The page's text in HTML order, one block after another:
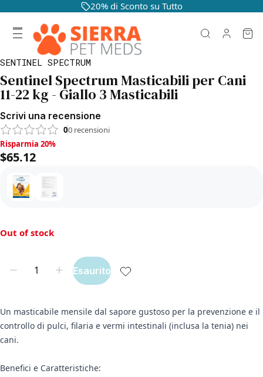
20% di Sconto su Tutto
SENTINEL SPECTRUM
Sentinel Spectrum Masticabili per Cani
11-22 kg - Giallo 3 Masticabili
Scrivi una recensione
00 recensioni
Risparmia 20%, $65.12
Risparmia 20%
$65.12
Out of stock
Esaurito
Un masticabile mensile dal sapore gustoso per la prevenzione e il
controllo di pulci, filaria e vermi intestinali (inclusa la tenia) nei
cani.
Benefici e Caratteristiche: